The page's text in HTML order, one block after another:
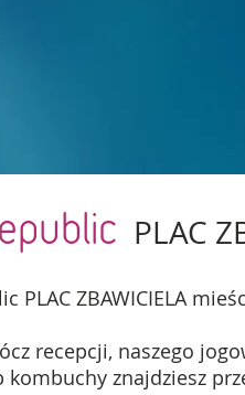
PLAC
PLAC ZBAWICIELA
recepcji, naszego
kombuchy znajdziesz